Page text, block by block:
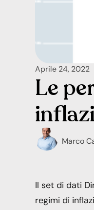
Aprile 24, 2022
Le
Marco
Il set di dati
regimi di